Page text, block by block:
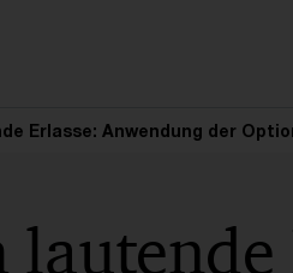
Erlasse: Anwendung der